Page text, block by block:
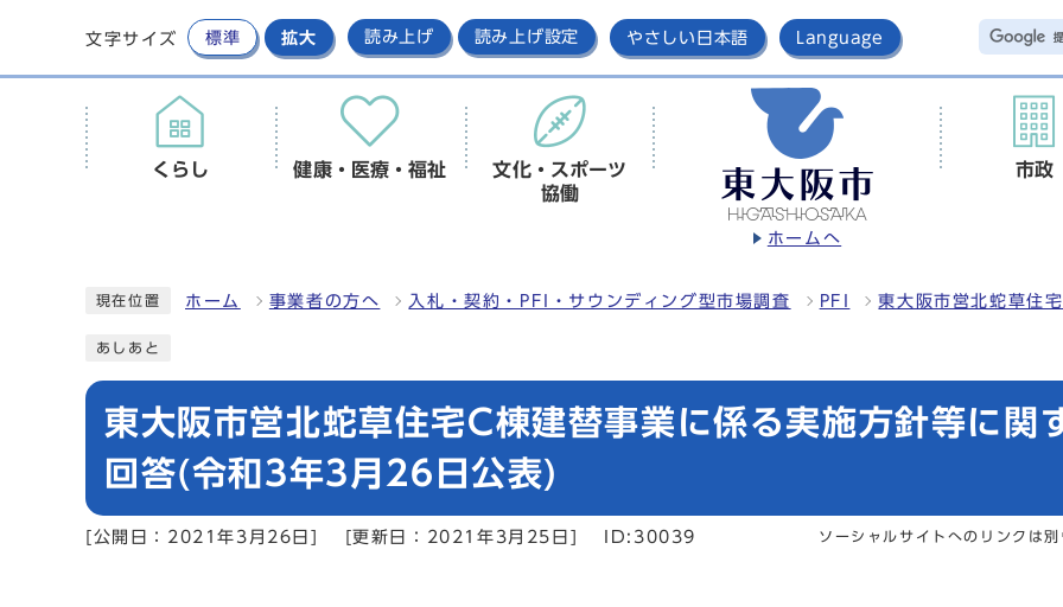
文字サイズ 標準 拡大 読み上げ 読み上げ設定 やさしい日本語 Language
ホームへ
くらし 健康・医療・福祉
文化・スポーツ
協働
市政
現在位置 ホーム 事業者の方へ 入札・契約・PFI・サウンディング型市場調査 PFI 東大阪市営北蛇草住
あしあと
東大阪市営北蛇草住宅C棟建替事業に係る実施方針等に関
回答(令和3年3月26日公表)
[公開日：2021年3月26日] [更新日：2021年3月25日] ID:30039 ソーシャルサイトへのリンクは